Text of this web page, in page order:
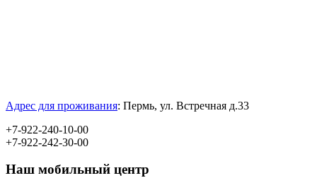
Адрес для проживания: Пермь, ул. Встречная д.33
+7-922-240-10-00
+7-922-242-30-00
Наш мобильный центр